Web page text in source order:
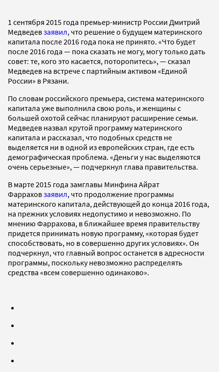
1 сентября 2015 года премьер-министр России Дмитрий
Медведевзаявил, что решение о будущем материнского
капитала после 2016 года пока не принято. «Что будет
после 2016 года — пока сказать не могу, могу только дать
совет: те, кого это касается, поторопитесь», — сказал
Медведев на встрече с партийным активом «Единой
России» в Рязани.
По словам российского премьера, система материнского
капитала уже выполнила свою роль, и женщины с
большей охотой сейчас планируют расширение семьи.
Медведев назвал крутой программу материнского
капитала и рассказал, что подобных средств не
выделяется ни в одной из европейских стран, где есть
демографическая проблема. «Деньги у нас выделяются
очень серьезные», — подчеркнул глава правительства.
В марте 2015 года замглавы Минфина Айрат
Фарраховзаявил, что продолжение программы
материнского капитала, действующей до конца 2016 года,
на прежних условиях недопустимо и невозможно. По
мнению Фаррахова, в ближайшее время правительству
придется принимать новую программу, «которая будет
способствовать, но в совершенно других условиях». Он
подчеркнул, что главный вопрос останется в адресности
программы, поскольку невозможно распределять
средства «всем совершенно одинаково».